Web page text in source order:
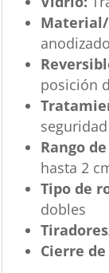
posición
Rango
hasta 2
Tipo de
dobles
Cierre